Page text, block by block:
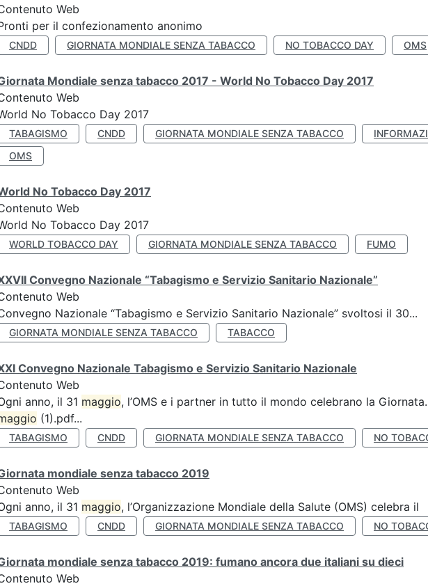
Web
per il confezionamento anonimo
CNDD GIORNATA MONDIALE SENZA TABACCO NO TOBACCO DAY OMS
Mondiale senza tabacco 2017 - World No Tobacco Day 2017
Web
No Tobacco Day 2017
TABAGISMO CNDD GIORNATA MONDIALE SENZA TABACCO
OMS
No Tobacco Day 2017
Web
No Tobacco Day 2017
WORLD TOBACCO DAY GIORNATA MONDIALE SENZA TABACCO FUMO
Convegno Nazionale “Tabagismo e Servizio Sanitario Nazionale”
Web
Nazionale “Tabagismo e Servizio Sanitario Nazionale” svoltosi il 30...
GIORNATA MONDIALE SENZA TABACCO TABACCO
Convegno Nazionale Tabagismo e Servizio Sanitario Nazionale
Web
anno, il 31 maggio, l’OMS e i partner in tutto il mondo celebrano la
(1).pdf...
TABAGISMO CNDD GIORNATA MONDIALE SENZA TABACCO NO
mondiale senza tabacco 2019
Web
anno, il 31 maggio, l’Organizzazione Mondiale della Salute (OMS) celebra il
TABAGISMO CNDD GIORNATA MONDIALE SENZA TABACCO NO
mondiale senza tabacco 2019: fumano ancora due italiani su dieci
Web